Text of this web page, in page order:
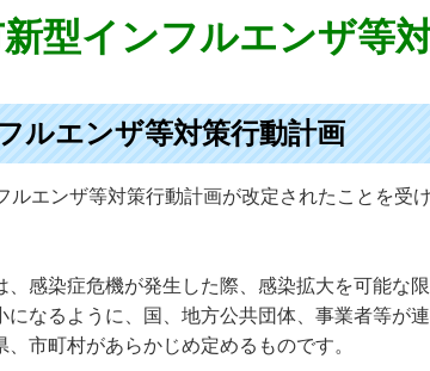
型インフルエンザ等
ルエンザ等対策行動計画
エンザ等対策行動計画が改定されたことを受
感染症危機が発生した際、感染拡大を可能な
なるように、国、地方公共団体、事業者等が
市町村があらかじめ定めるものです。